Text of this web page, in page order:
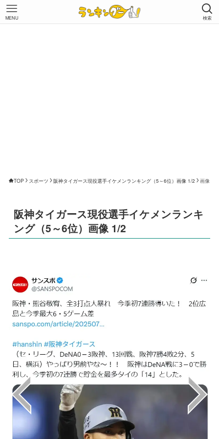
検索
MENU
TOP スポーツ 阪神タイガース現役選手イケメンランキング（5～6位）画像 1/2 画像
阪神タイガース現役選手イケメンランキ
ング（5～6位）画像 1/2